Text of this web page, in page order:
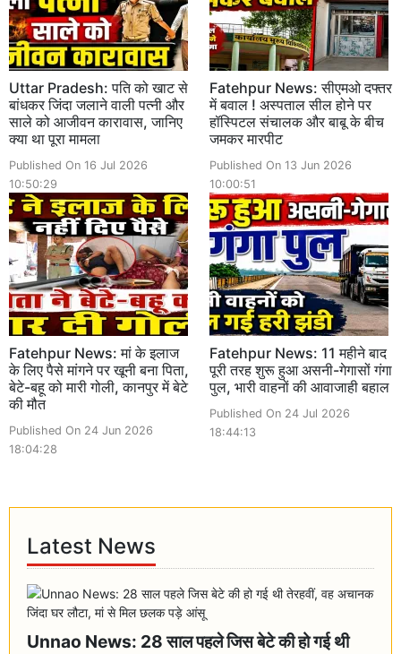
Uttar Pradesh: पति को खाट से
बांधकर जिंदा जलाने वाली पत्नी और
साले को आजीवन कारावास, जानिए
क्या था पूरा मामला
Published On 16 Jul 2026
10:50:29
Fatehpur News: सीएमओ दफ्तर
में बवाल ! अस्पताल सील होने पर
हॉस्पिटल संचालक और बाबू के बीच
जमकर मारपीट
Published On 13 Jun 2026
10:00:51
Fatehpur News: मां के इलाज
के लिए पैसे मांगने पर खूनी बना पिता,
बेटे-बहू को मारी गोली, कानपुर में बेटे
की मौत
Published On 24 Jun 2026
18:04:28
Fatehpur News: 11 महीने बाद
पूरी तरह शुरू हुआ असनी-गेगासों गंगा
पुल, भारी वाहनों की आवाजाही बहाल
Published On 24 Jul 2026
18:44:13
Latest News
Unnao News: 28 साल पहले जिस बेटे की हो गई थी